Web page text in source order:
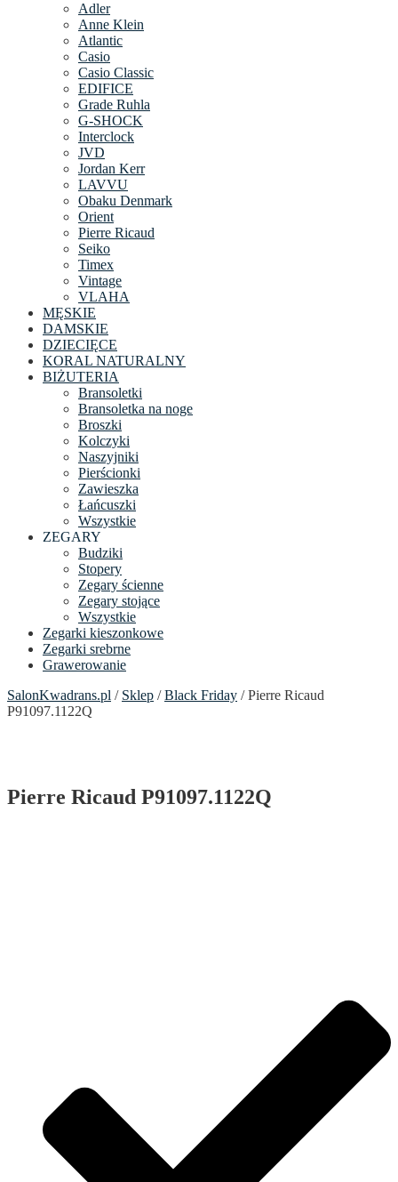
Adler
Anne Klein
Atlantic
Casio
Casio Classic
EDIFICE
Grade Ruhla
G-SHOCK
Interclock
JVD
Jordan Kerr
LAVVU
Obaku Denmark
Orient
Pierre Ricaud
Seiko
Timex
Vintage
VLAHA
MĘSKIE
DAMSKIE
DZIECIĘCE
KORAL NATURALNY
BIŻUTERIA
Bransoletki
Bransoletka na noge
Broszki
Kolczyki
Naszyjniki
Pierścionki
Zawieszka
Łańcuszki
Wszystkie
ZEGARY
Budziki
Stopery
Zegary ścienne
Zegary stojące
Wszystkie
Zegarki kieszonkowe
Zegarki srebrne
Grawerowanie
SalonKwadrans.pl / Sklep /Black Friday / Pierre Ricaud
P91097.1122Q
Pierre Ricaud P91097.1122Q